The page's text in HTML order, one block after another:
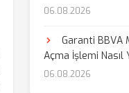
06.08.2026
Garanti BBVA
Açma İşlemi Nasıl
06.08.2026